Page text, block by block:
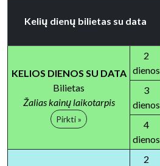
Kelių dienų bilietas su data
KELIOS DIENOS SU DATA
Bilietas
Žalias kainų laikotarpis
Pirkti »
2
dienos
3
dienos
4
dienos
2